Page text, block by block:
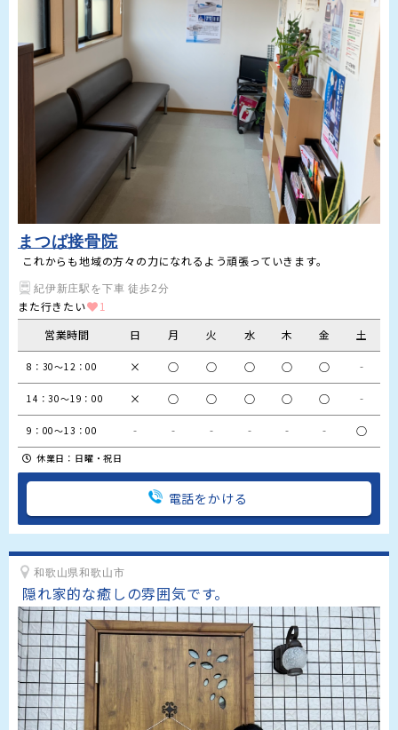
まつば接骨院
これからも地域の方々の力になれるよう頑張っていきます。
紀伊新庄駅を下車 徒歩2分
また行きたい
1
営業時間
日 月 火 水 木 金 土
8：30～12：00 × ○ ○ ○ ○ ○ ‐
14：30～19：00 × ○ ○ ○ ○ ○ ‐
9：00～13：00 ‐ ‐ ‐ ‐ ‐ ‐ ○
休業日：日曜・祝日
電話をかける
和歌山県和歌山市